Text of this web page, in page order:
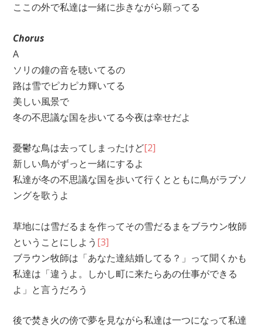
ここの外で私達は一緒に歩きながら願ってる
Chorus
A
ソリの鐘の音を聴いてるの
路は雪でピカピカ輝いてる
美しい風景で
冬の不思議な国を歩いてる今夜は幸せだよ
憂鬱な鳥は去ってしまったけど[2]
新しい鳥がずっと一緒にするよ
私達が冬の不思議な国を歩いて行くとともに鳥がラブソ
ングを歌うよ
草地には雪だるまを作ってその雪だるまをブラウン牧師
ということにしよう [3]
ブラウン牧師は「あなた達結婚してる？」って聞くかも
私達は「違うよ。しかし町に来たらあの仕事ができる
よ」と言うだろう
後で焚き火の傍で夢を見ながら私達は一つになって私達